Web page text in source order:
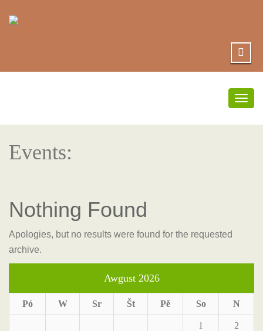
Events:
Nothing Found
Apologies, but no results were found for the requested
archive.
Awgust 2026
Pó W Sr Št Pě So N
1 2